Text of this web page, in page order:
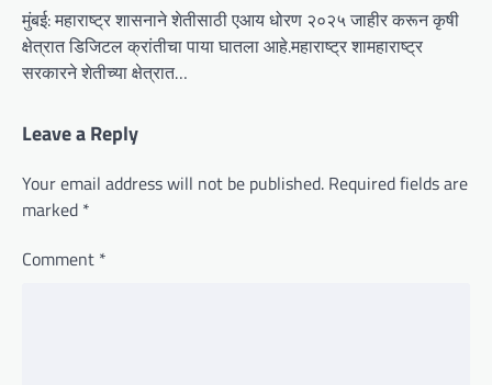
मुंबई: महाराष्ट्र शासनाने शेतीसाठी एआय धोरण २०२५ जाहीर करून कृषी
क्षेत्रात डिजिटल क्रांतीचा पाया घातला आहे.महाराष्ट्र शामहाराष्ट्र
सरकारने शेतीच्या क्षेत्रात…
Leave a Reply
Your email address will not be published. Required fields are
marked *
Comment *